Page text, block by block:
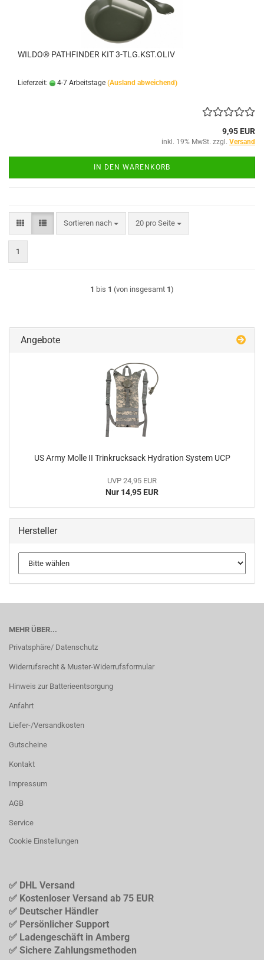
WILDO® PATHFINDER KIT 3-TLG.KST.OLIV
Lieferzeit: 4-7 Arbeitstage (Ausland abweichend)
9,95 EUR
inkl. 19% MwSt. zzgl. Versand
IN DEN WARENKORB
Sortieren nach
Sortieren nach 20 pro Seite
pro Seite
1
1 bis 1 (von insgesamt 1)
Angebote
US Army Molle II Trinkrucksack Hydration System UCP
UVP 24,95 EUR
Nur 14,95 EUR
Hersteller
MEHR ÜBER...
Privatsphäre/ Datenschutz
Widerrufsrecht & Muster-Widerrufsformular
Hinweis zur Batterieentsorgung
Anfahrt
Liefer-/Versandkosten
Gutscheine
Kontakt
Impressum
AGB
Service
Cookie Einstellungen
✅ DHL Versand
✅ Kostenloser Versand ab 75 EUR
✅ Deutscher Händler
✅ Persönlicher Support
✅ Ladengeschäft in Amberg
✅ Sichere Zahlungsmethoden